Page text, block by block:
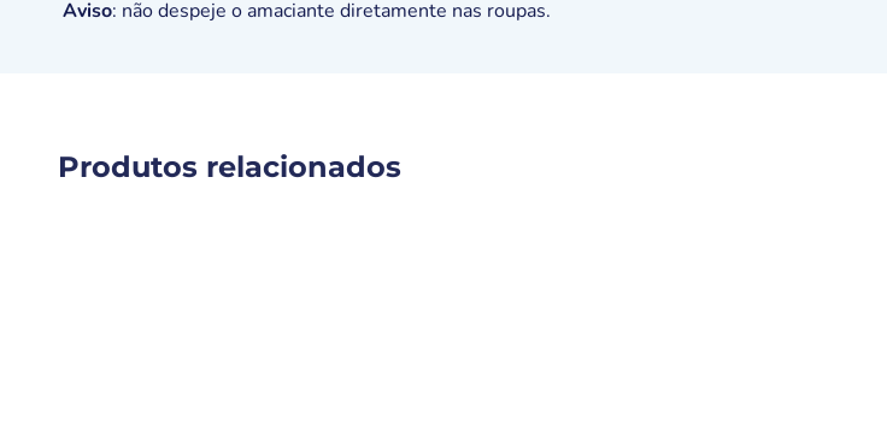
Aviso: não despeje o amaciante diretamente nas roupas.
Produtos relacionados